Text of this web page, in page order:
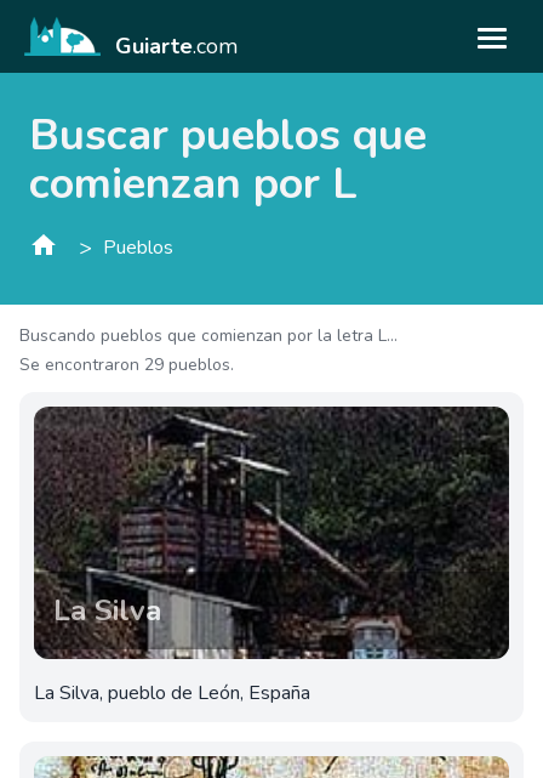
Guiarte.com
Buscar pueblos que
comienzan por L
> Pueblos
Buscando pueblos que comienzan por la letra L...
Se encontraron 29 pueblos.
La Silva
La Silva, pueblo de León, España